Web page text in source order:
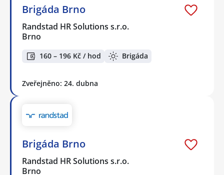
Brigáda Brno
Randstad HR Solutions s.r.o.
Brno
160 – 196 Kč / hod Brigáda
Zveřejněno: 24. dubna
Brigáda Brno
Randstad HR Solutions s.r.o.
Brno